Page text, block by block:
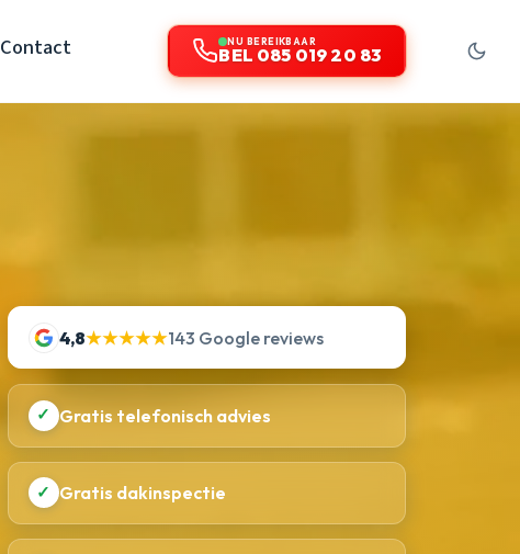
Contact NU BEREIKBAAR
BEL 085 019 20 83
4,8★★★★★143 Google reviews
✓ Gratis telefonisch advies
✓ Gratis dakinspectie